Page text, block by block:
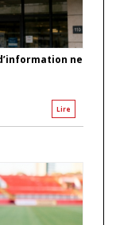
ne
Lire